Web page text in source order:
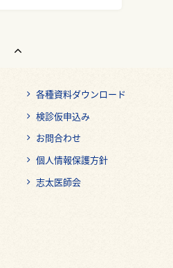
各種資料ダウンロード
検診仮申込み
お問合わせ
個人情報保護方針
志太医師会